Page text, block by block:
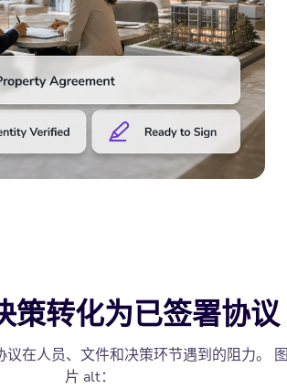
策转化为已签署协议
议在人员、文件和决策环节遇到的阻力。
片 alt：